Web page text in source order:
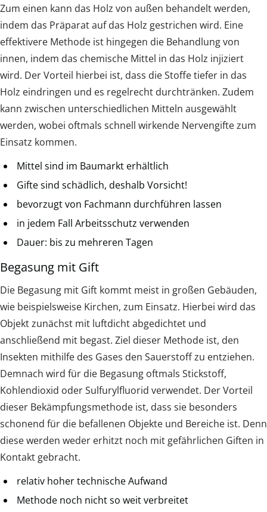
Zum einen kann das Holz von außen behandelt werden,
indem das Präparat auf das Holz gestrichen wird. Eine
effektivere Methode ist hingegen die Behandlung von
innen, indem das chemische Mittel in das Holz injiziert
wird. Der Vorteil hierbei ist, dass die Stoffe tiefer in das
Holz eindringen und es regelrecht durchtränken. Zudem
kann zwischen unterschiedlichen Mitteln ausgewählt
werden, wobei oftmals schnell wirkende Nervengifte zum
Einsatz kommen.
Mittel sind im Baumarkt erhältlich
Gifte sind schädlich, deshalb Vorsicht!
bevorzugt von Fachmann durchführen lassen
in jedem Fall Arbeitsschutz verwenden
Dauer: bis zu mehreren Tagen
Begasung mit Gift
Die Begasung mit Gift kommt meist in großen Gebäuden,
wie beispielsweise Kirchen, zum Einsatz. Hierbei wird das
Objekt zunächst mit luftdicht abgedichtet und
anschließend mit begast. Ziel dieser Methode ist, den
Insekten mithilfe des Gases den Sauerstoff zu entziehen.
Demnach wird für die Begasung oftmals Stickstoff,
Kohlendioxid oder Sulfurylfluorid verwendet. Der Vorteil
dieser Bekämpfungsmethode ist, dass sie besonders
schonend für die befallenen Objekte und Bereiche ist. Denn
diese werden weder erhitzt noch mit gefährlichen Giften in
Kontakt gebracht.
relativ hoher technische Aufwand
Methode noch nicht so weit verbreitet